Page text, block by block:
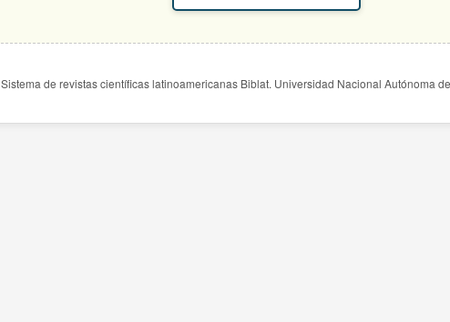
Sistema de revistas científicas latinoamericanas Biblat. Universidad Nacional Autónoma